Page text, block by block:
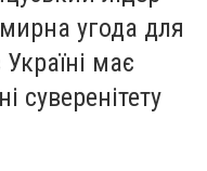
угода для
має
суверенітету